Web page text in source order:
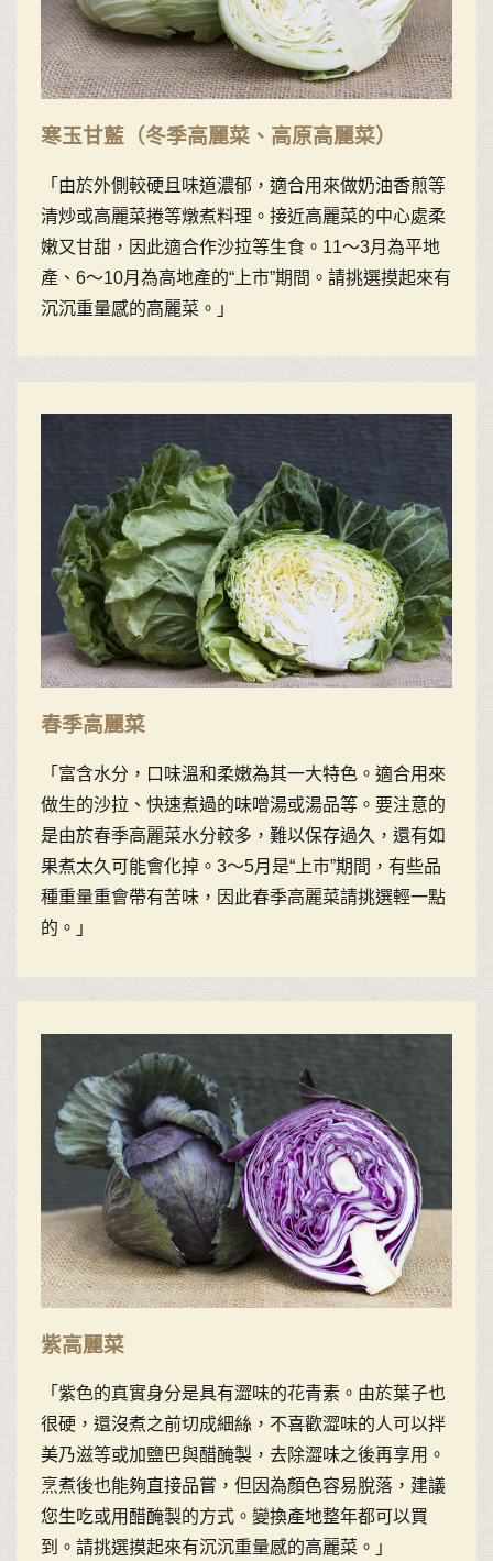
寒玉甘藍（冬季高麗菜、高原高麗菜）
「由於外側較硬且味道濃郁，適合用來做奶油香煎等
清炒或高麗菜捲等燉煮料理。接近高麗菜的中心處柔
嫩又甘甜，因此適合作沙拉等生食。11〜3月為平地
產、6〜10月為高地產的“上市”期間。請挑選摸起來有
沉沉重量感的高麗菜。」
春季高麗菜
「富含水分，口味溫和柔嫩為其一大特色。適合用來
做生的沙拉、快速煮過的味噌湯或湯品等。要注意的
是由於春季高麗菜水分較多，難以保存過久，還有如
果煮太久可能會化掉。3〜5月是“上市”期間，有些品
種重量重會帶有苦味，因此春季高麗菜請挑選輕一點
的。」
紫高麗菜
「紫色的真實身分是具有澀味的花青素。由於葉子也
很硬，還沒煮之前切成細絲，不喜歡澀味的人可以拌
美乃滋等或加鹽巴與醋醃製，去除澀味之後再享用。
烹煮後也能夠直接品嘗，但因為顏色容易脫落，建議
您生吃或用醋醃製的方式。變換產地整年都可以買
到。請挑選摸起來有沉沉重量感的高麗菜。」